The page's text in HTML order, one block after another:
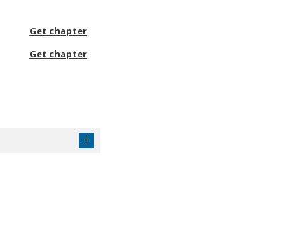
Get chapter
Get chapter